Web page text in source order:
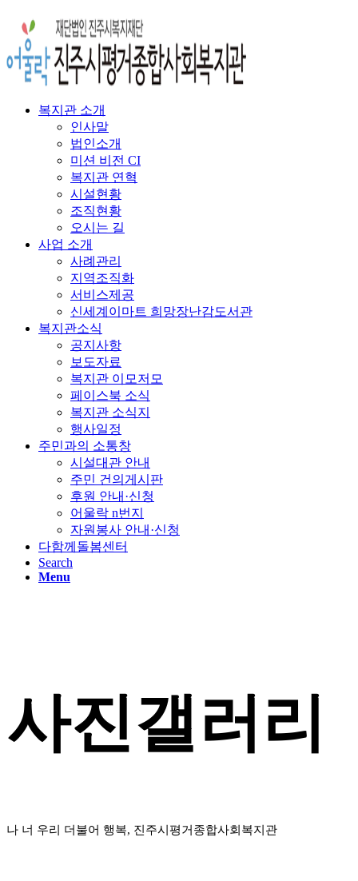
복지관 소개
인사말
법인소개
미션 비전 CI
복지관 연혁
시설현황
조직현황
오시는 길
사업 소개
사례관리
지역조직화
서비스제공
신세계이마트 희망장난감도서관
복지관소식
공지사항
보도자료
복지관 이모저모
페이스북 소식
복지관 소식지
행사일정
주민과의 소통창
시설대관 안내
주민 건의게시판
후원 안내·신청
어울락 n번지
자원봉사 안내·신청
다함께돌봄센터
Search
Menu
사진갤러리
나 너 우리 더불어 행복, 진주시평거종합사회복지관